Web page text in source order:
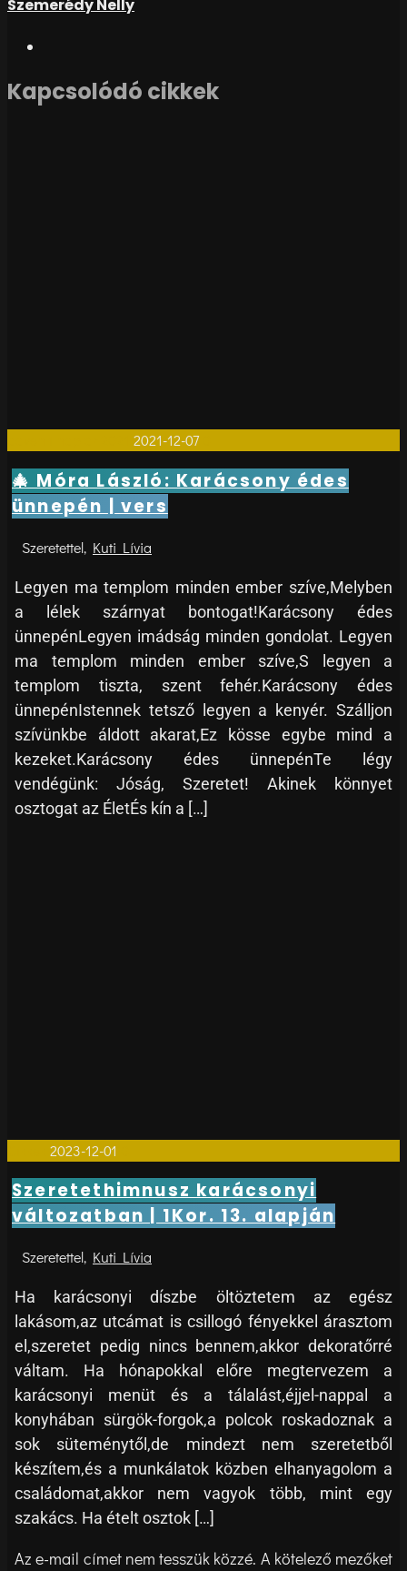
Szemerédy Nelly
Kapcsolódó cikkek
2021-12-07
🎄 Móra László: Karácsony édes
ünnepén | vers
Kuti Lívia
Legyen ma templom minden ember szíve,Melyben
a lélek szárnyat bontogat!Karácsony édes
ünnepénLegyen imádság minden gondolat. Legyen
ma templom minden ember szíve,S legyen a
templom tiszta, szent fehér.Karácsony édes
ünnepénIstennek tetsző legyen a kenyér. Szálljon
szívünkbe áldott akarat,Ez kösse egybe mind a
kezeket.Karácsony édes ünnepénTe légy
vendégünk: Jóság, Szeretet! Akinek könnyet
osztogat az ÉletÉs kín a […]
2023-12-01
Szeretethimnusz karácsonyi
változatban | 1Kor. 13. alapján
Kuti Lívia
Ha karácsonyi díszbe öltöztetem az egész
lakásom,az utcámat is csillogó fényekkel árasztom
el,szeretet pedig nincs bennem,akkor dekoratőrré
váltam. Ha hónapokkal előre megtervezem a
karácsonyi menüt és a tálalást,éjjel-nappal a
konyhában sürgök-forgok,a polcok roskadoznak a
sok süteménytől,de mindezt nem szeretetből
készítem,és a munkálatok közben elhanyagolom a
családomat,akkor nem vagyok több, mint egy
szakács. Ha ételt osztok […]
Az e-mail címet nem tesszük közzé. A kötelező mezőket